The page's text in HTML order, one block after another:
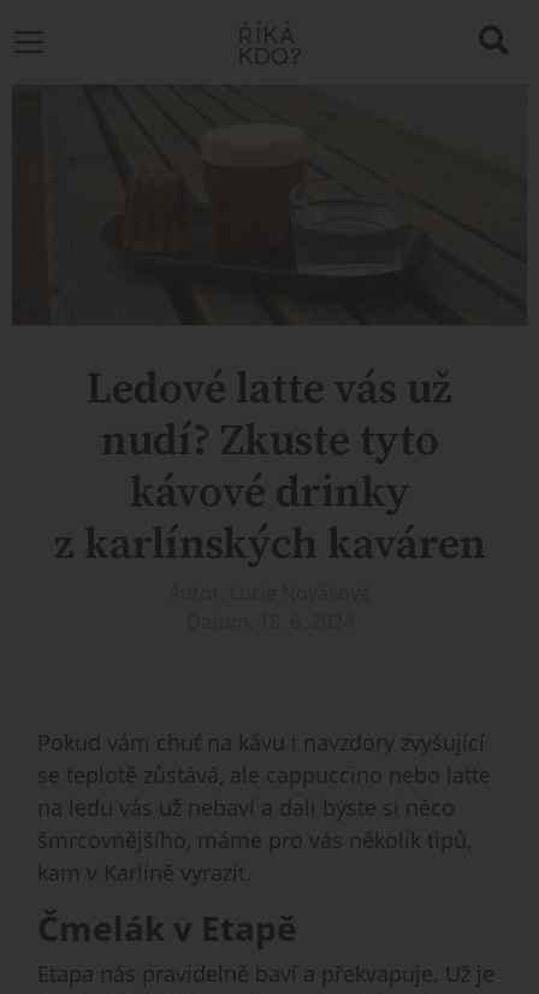
Ledové latte vás už
nudí? Zkuste tyto
kávové drinky
z karlínských kaváren
Pokud vám chuť na kávu i navzdory zvyšující
se teplotě zůstává, ale cappuccino nebo latte
na ledu vás už nebaví a dali byste si něco
šmrcovnějšího, máme pro vás několik tipů,
kam v Karlíně vyrazit.
Čmelák v Etapě
Etapa nás pravidelně baví a překvapuje. Už je